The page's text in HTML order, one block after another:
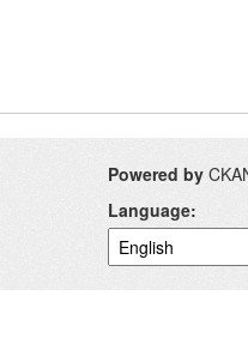
Powered by
Language